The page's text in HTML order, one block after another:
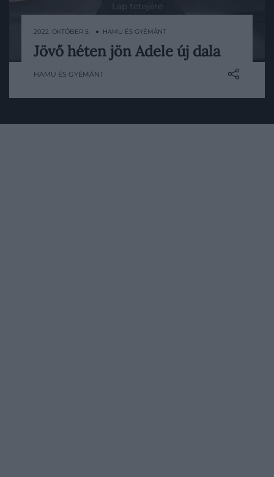
Az énekesnő utoljára 6 éve adott ki zenét,
azóta várakoznak rajongói.
2022. OKTÓBER 5. ● HAMU ÉS GYÉMÁNT
Jövő héten jön Adele új dala
HAMU ÉS GYÉMÁNT
Lap tetejére